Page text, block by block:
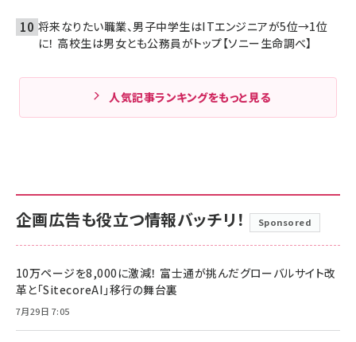
将来なりたい職業、男子中学生はITエンジニアが5位→1位
に！ 高校生は男女とも公務員がトップ【ソニー生命調べ】
人気記事ランキングをもっと見る
企画広告も役立つ情報バッチリ！ Sponsored
10万ページを8,000に激減！ 富士通が挑んだグローバルサイト改
革と「SitecoreAI」移行の舞台裏
7月29日 7:05